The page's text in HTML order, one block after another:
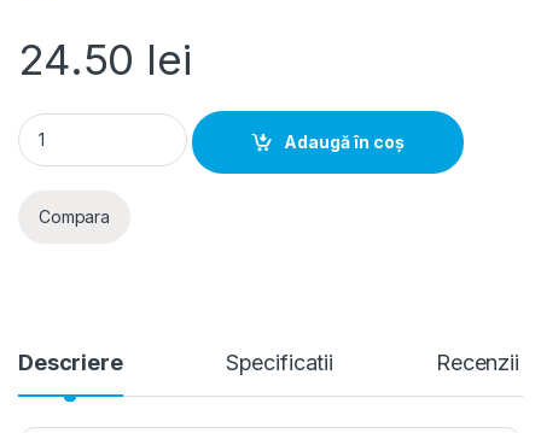
24.50 lei
Schrack WSA- Impamantare Tablou Metalic (kit) quantity
Adaugă în coș
Compara
Descriere Specificatii Recenzii